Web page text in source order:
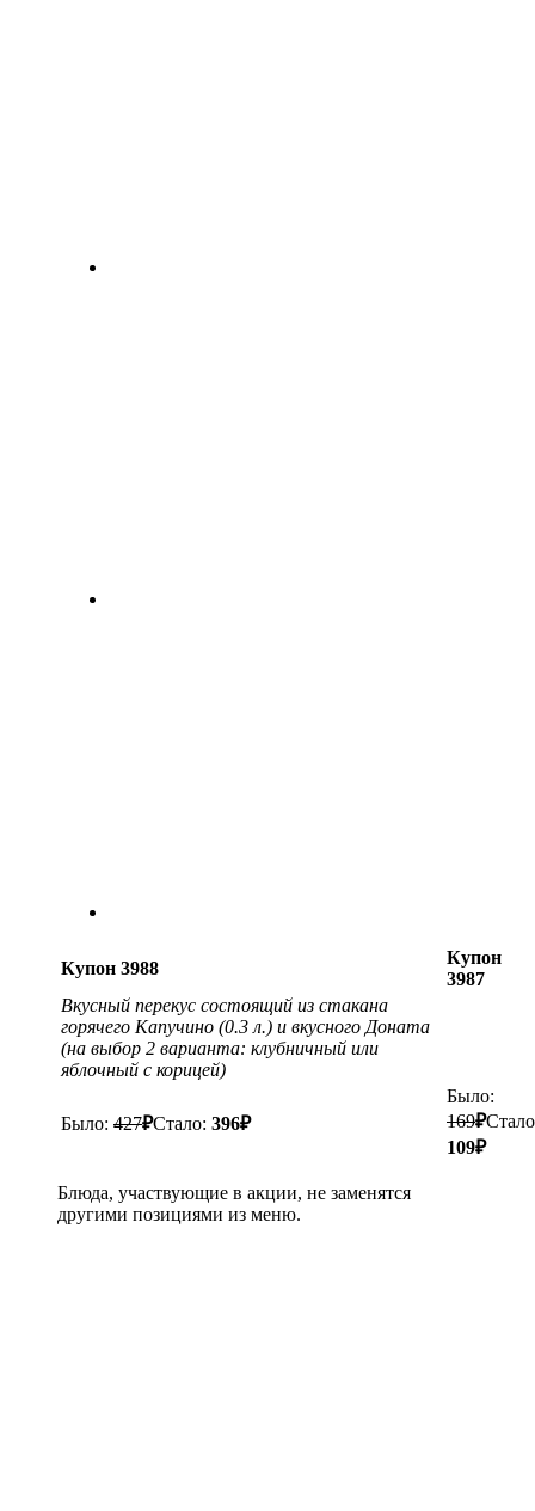
Купон 3988
Купон
3987
Вкусный перекус состоящий из стакана
горячего Капучино (0.3 л.) и вкусного Доната
(на выбор 2 варианта: клубничный или
яблочный с корицей)
Было: 427₽Стало: 396₽
Было:
169₽
109₽
Блюда, участвующие в акции, не заменятся
другими позициями из меню.